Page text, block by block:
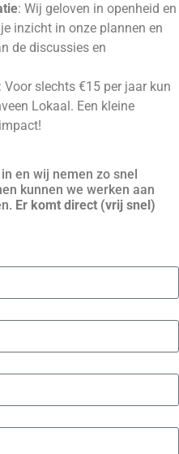
: Wij geloven in openheid en
inzicht in onze plannen en
de discussies en
: Voor slechts €15 per jaar kun
Lokaal. Een kleine
en wij nemen zo snel
kunnen we werken aan
Er komt direct (vrij snel)